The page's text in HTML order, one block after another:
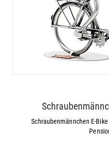
Schraubenmännchen E-